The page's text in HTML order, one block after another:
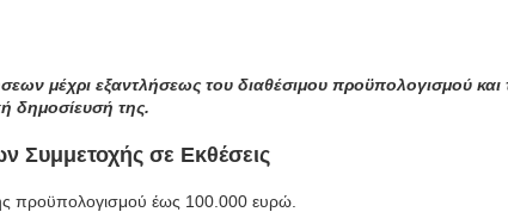
μέχρι εξαντλήσεως του διαθέσιμου προϋπολογισμού και
δημοσίευσή της.
Συμμετοχής σε Εκθέσεις
προϋπολογισμού έως 100.000 ευρώ.